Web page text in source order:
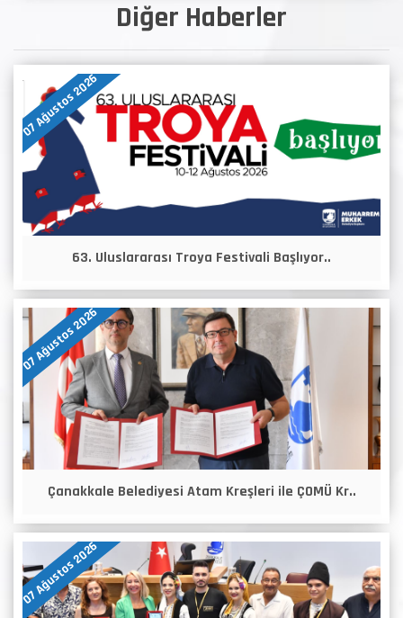
Diğer Haberler
07 Ağustos 2026
63. Uluslararası Troya Festivali Başlıyor..
07 Ağustos 2026
Çanakkale Belediyesi Atam Kreşleri ile ÇOMÜ Kr..
07 Ağustos 2026